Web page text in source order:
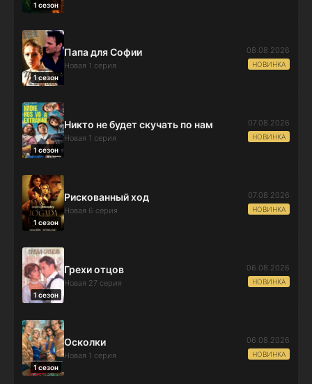
1 сезон
1 сезон
Папа для Софии
Новая 1 серия
08.08.2026
НОВИНКА
1 сезон
Никто не будет скучать по нам
Новая 1 серия
07.08.2026
НОВИНКА
1 сезон
Рискованный ход
Новая 6 серия
07.08.2026
НОВИНКА
1 сезон
Грехи отцов
Новая 27 серия
06.08.2026
НОВИНКА
1 сезон
Осколки
Новая 1 серия
06.08.2026
НОВИНКА